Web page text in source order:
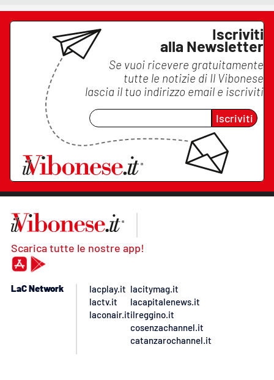
Iscriviti
alla Newsletter
Se vuoi ricevere gratuitamente
tutte le notizie di Il Vibonese
lascia il tuo indirizzo email e iscriviti
Iscriviti
Scarica tutte le nostre app!
LaC Network
lacplay.it
lactv.it
laconair.it
lacitymag.it
lacapitalenews.it
ilreggino.it
cosenzachannel.it
catanzarochannel.it